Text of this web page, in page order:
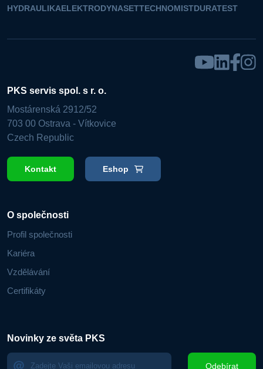
HYDRAULIKAELEKTRODYNASETTECHNOMISTDURATEST
PKS servis spol. s r. o.
Mostárenská 2912/52
703 00 Ostrava - Vítkovice
Czech Republic
Kontakt Eshop
O společnosti
Profil společnosti
Kariéra
Vzdělávání
Certifikáty
Novinky ze světa PKS
Odebírat